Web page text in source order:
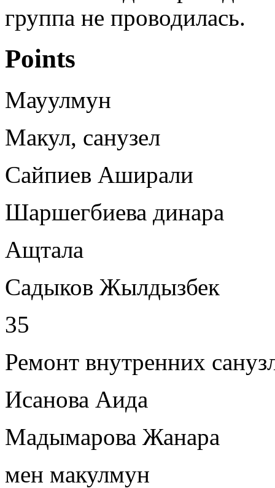
группа не проводилась.
Points
Мауулмун
Макул, санузел
Сайпиев Аширали
Шаршегбиева динара
Ащтала
Садыков Жылдызбек
35
Ремонт внутренних
Исанова Аида
Мадымарова Жанара
мен макулмун